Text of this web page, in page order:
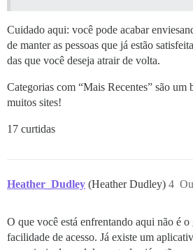
Cuidado aqui: você pode acabar
de manter as pessoas que já estão
das que você deseja atrair de volta.
Categorias com “Mais Recentes” são um
muitos sites!
17 curtidas
Heather_Dudley (Heather Dudley) 4
O que você está enfrentando aqui não é o
facilidade de acesso. Já existe um